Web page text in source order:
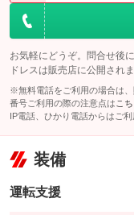
お気軽にどうぞ。問合せ後
ドレスは販売店に公開されま
※無料電話をご利用の場合は
番号ご利用の際の注意点は こ
IP電話、ひかり電話からはご利
装備
運転支援